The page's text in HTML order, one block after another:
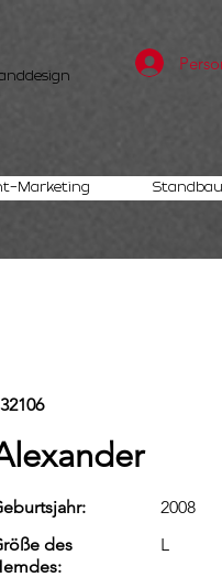
Marketing
2008
des
L